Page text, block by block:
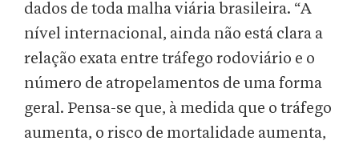
dados de toda malha viária brasileira. “A
nível internacional, ainda não está clara a
relação exata entre tráfego rodoviário e o
número de atropelamentos de uma forma
geral. Pensa-se que, à medida que o tráfego
aumenta, o risco de mortalidade aumenta,